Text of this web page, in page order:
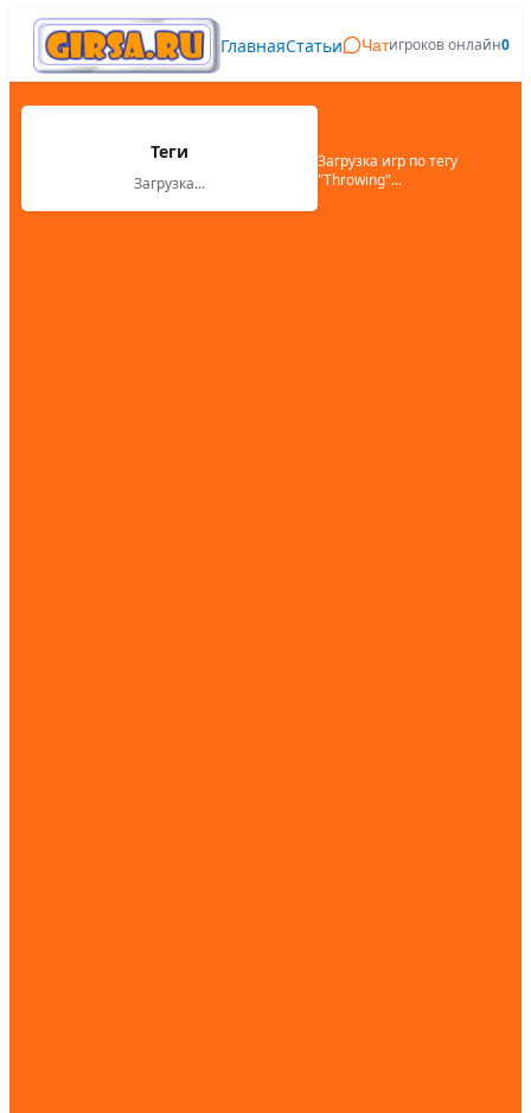
ГлавнаяСтатьи Чатигроков онлайн0
Теги
Загрузка...
Загрузка игр по тегу
"Throwing"...